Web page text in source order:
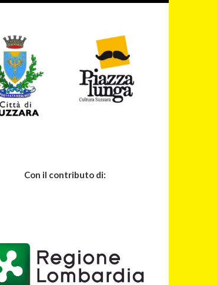
Con il contributo di: